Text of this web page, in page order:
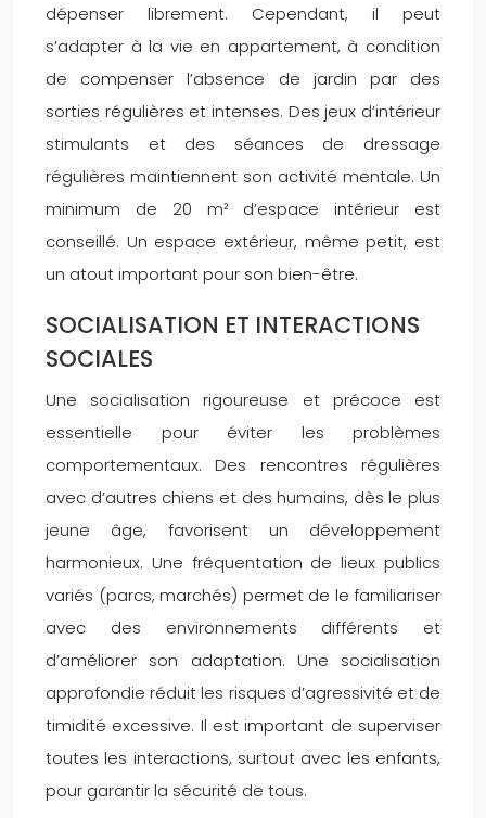
dépenser librement. Cependant, il peut
s’adapter à la vie en appartement, à condition
de compenser l’absence de jardin par des
sorties régulières et intenses. Des jeux d’intérieur
stimulants et des séances de dressage
régulières maintiennent son activité mentale. Un
minimum de 20 m² d’espace intérieur est
conseillé. Un espace extérieur, même petit, est
un atout important pour son bien-être.
SOCIALISATION ET INTERACTIONS
SOCIALES
Une socialisation rigoureuse et précoce est
essentielle pour éviter les problèmes
comportementaux. Des rencontres régulières
avec d’autres chiens et des humains, dès le plus
jeune âge, favorisent un développement
harmonieux. Une fréquentation de lieux publics
variés (parcs, marchés) permet de le familiariser
avec des environnements différents et
d’améliorer son adaptation. Une socialisation
approfondie réduit les risques d’agressivité et de
timidité excessive. Il est important de superviser
toutes les interactions, surtout avec les enfants,
pour garantir la sécurité de tous.